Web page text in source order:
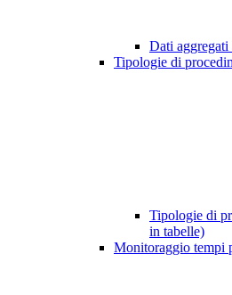
Dati
Tipologie di
Tipologie di
in tabelle)
Monitoraggio tempi